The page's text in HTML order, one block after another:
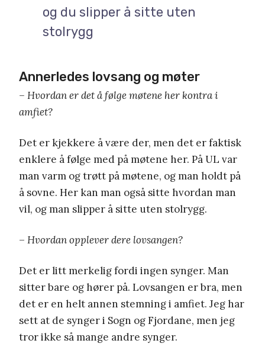
og du slipper å sitte uten
stolrygg
Annerledes lovsang og møter
– Hvordan er det å følge møtene her kontra i
amfiet?
Det er kjekkere å være der, men det er faktisk
enklere å følge med på møtene her. På UL var
man varm og trøtt på møtene, og man holdt på
å sovne. Her kan man også sitte hvordan man
vil, og man slipper å sitte uten stolrygg.
– Hvordan opplever dere lovsangen?
Det er litt merkelig fordi ingen synger. Man
sitter bare og hører på. Lovsangen er bra, men
det er en helt annen stemning i amfiet. Jeg har
sett at de synger i Sogn og Fjordane, men jeg
tror ikke så mange andre synger.